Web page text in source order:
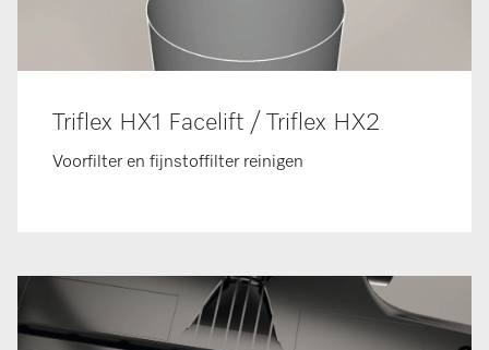
Triflex HX1 Facelift / Triflex HX2
Voorfilter en fijnstoffilter reinigen